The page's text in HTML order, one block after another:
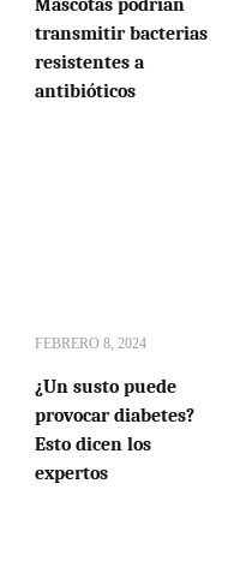
Mascotas podrían
transmitir bacterias
resistentes a
antibióticos
FEBRERO 8, 2024
¿Un susto puede
provocar diabetes?
Esto dicen los
expertos